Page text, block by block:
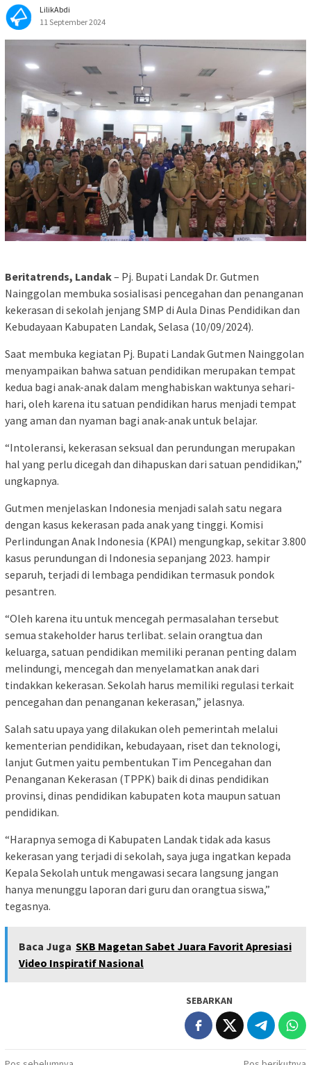
LilikAbdi
11 September 2024
Beritatrends, Landak– Pj. Bupati Landak Dr. Gutmen
Nainggolan membuka sosialisasi pencegahan dan penanganan
kekerasan di sekolah jenjang SMP di Aula Dinas Pendidikan dan
Kebudayaan Kabupaten Landak, Selasa (10/09/2024).
Saat membuka kegiatan Pj. Bupati Landak Gutmen Nainggolan
menyampaikan bahwa satuan pendidikan merupakan tempat
kedua bagi anak-anak dalam menghabiskan waktunya sehari-
hari, oleh karena itu satuan pendidikan harus menjadi tempat
yang aman dan nyaman bagi anak-anak untuk belajar.
“Intoleransi, kekerasan seksual dan perundungan merupakan
hal yang perlu dicegah dan dihapuskan dari satuan pendidikan,”
ungkapnya.
Gutmen menjelaskan Indonesia menjadi salah satu negara
dengan kasus kekerasan pada anak yang tinggi. Komisi
Perlindungan Anak Indonesia (KPAI) mengungkap, sekitar 3.800
kasus perundungan di Indonesia sepanjang 2023. hampir
separuh, terjadi di lembaga pendidikan termasuk pondok
pesantren.
“Oleh karena itu untuk mencegah permasalahan tersebut
semua stakeholder harus terlibat. selain orangtua dan
keluarga, satuan pendidikan memiliki peranan penting dalam
melindungi, mencegah dan menyelamatkan anak dari
tindakkan kekerasan. Sekolah harus memiliki regulasi terkait
pencegahan dan penanganan kekerasan,” jelasnya.
Salah satu upaya yang dilakukan oleh pemerintah melalui
kementerian pendidikan, kebudayaan, riset dan teknologi,
lanjut Gutmen yaitu pembentukan Tim Pencegahan dan
Penanganan Kekerasan (TPPK) baik di dinas pendidikan
provinsi, dinas pendidikan kabupaten kota maupun satuan
pendidikan.
“Harapnya semoga di Kabupaten Landak tidak ada kasus
kekerasan yang terjadi di sekolah, saya juga ingatkan kepada
Kepala Sekolah untuk mengawasi secara langsung jangan
hanya menunggu laporan dari guru dan orangtua siswa,”
tegasnya.
Baca Juga SKB Magetan Sabet Juara Favorit Apresiasi
Video Inspiratif Nasional
SEBARKAN